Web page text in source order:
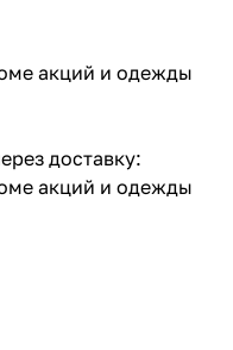
акций и одежды
доставку:
акций и одежды